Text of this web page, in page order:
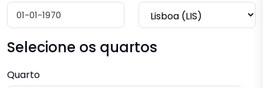
Selecione os quartos
Quarto